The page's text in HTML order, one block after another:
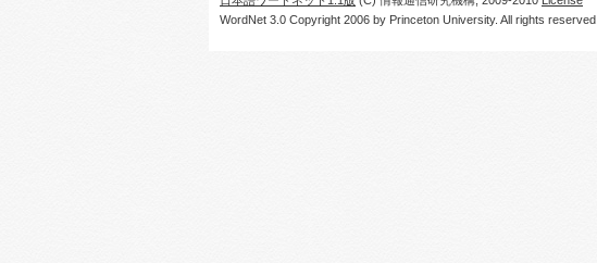
WordNet 3.0 Copyright 2006 by Princeton University. All rights reserved.